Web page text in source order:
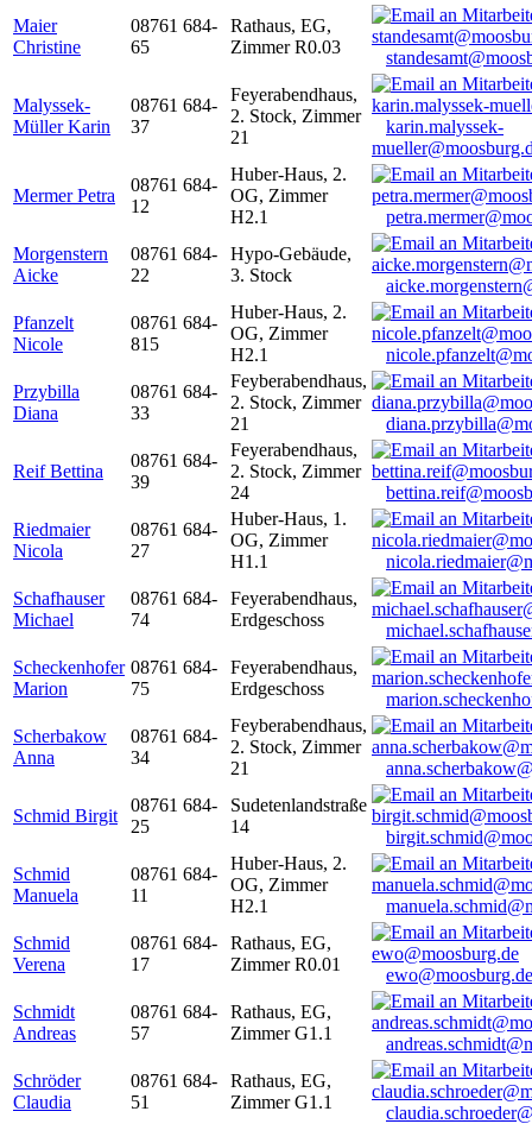
Maier
Christine
08761 684-
65
Rathaus, EG,
Zimmer R0.03
Malyssek-
Müller Karin
08761 684-
37
Feyerabendhaus,
2. Stock, Zimmer
21
karin.malyssek-
Mermer Petra
08761 684-
12
Huber-Haus, 2.
OG, Zimmer
H2.1
Morgenstern
Aicke
08761 684-
22
Hypo-Gebäude,
3. Stock
Pfanzelt
Nicole
08761 684-
815
Huber-Haus, 2.
OG, Zimmer
H2.1
Przybilla
Diana
08761 684-
33
Feyberabendhaus,
2. Stock, Zimmer
21
Reif Bettina
08761 684-
39
Feyerabendhaus,
2. Stock, Zimmer
24
Riedmaier
Nicola
08761 684-
27
Huber-Haus, 1.
OG, Zimmer
H1.1
Schafhauser
Michael
08761 684-
74
Feyerabendhaus,
Erdgeschoss
Scheckenhofer
Marion
08761 684-
75
Feyerabendhaus,
Erdgeschoss
Scherbakow
Anna
08761 684-
34
Feyberabendhaus,
2. Stock, Zimmer
21
Schmid Birgit
08761 684-
25
Sudetenlandstraße
14
Schmid
Manuela
08761 684-
11
Huber-Haus, 2.
OG, Zimmer
H2.1
Schmid
Verena
08761 684-
17
Rathaus, EG,
Zimmer R0.01
ewo@moosburg.de
Schmidt
Andreas
08761 684-
57
Rathaus, EG,
Zimmer G1.1
Schröder
Claudia
08761 684-
51
Rathaus, EG,
Zimmer G1.1